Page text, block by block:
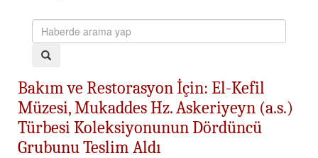
Bakım ve Restorasyon İçin: El-Kefil
Müzesi, Mukaddes Hz. Askeriyeyn (a.s.)
Türbesi Koleksiyonunun Dördüncü
Grubunu Teslim Aldı